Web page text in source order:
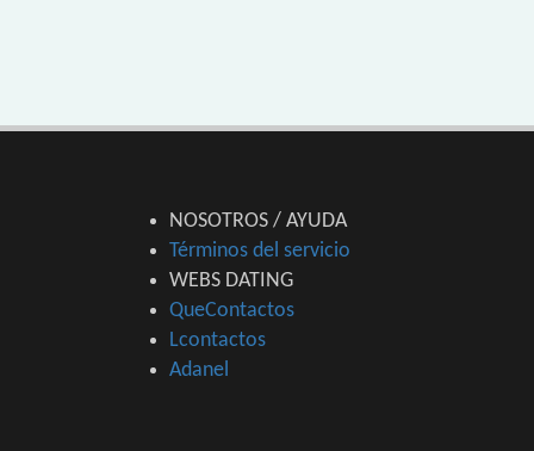
NOSOTROS / AYUDA
Términos del servicio
WEBS DATING
QueContactos
Lcontactos
Adanel